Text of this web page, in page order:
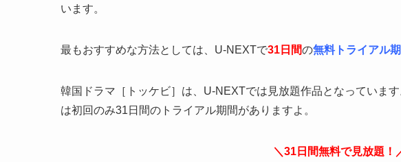
います。
最もおすすめな方法としては、U-NEXTで31日間の無料トライアル
韓国ドラマ［トッケビ］は、U-NEXTでは見放題作品となっていま
は初回のみ31日間のトライアル期間がありますよ。
＼31日間無料で見放題！